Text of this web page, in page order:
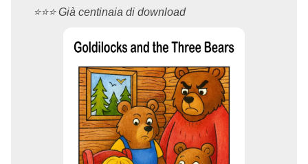
⭐️⭐️⭐️ Già centinaia di download